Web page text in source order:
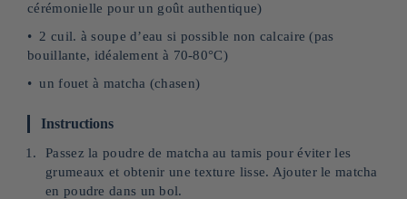
cérémonielle pour un goût authentique)
2 cuil. à soupe d’eau si possible non calcaire (pas
bouillante, idéalement à 70-80°C)
un fouet à matcha (chasen)
Instructions
Passez la poudre de matcha au tamis pour éviter les
grumeaux et obtenir une texture lisse. Ajouter le matcha
en poudre dans un bol.